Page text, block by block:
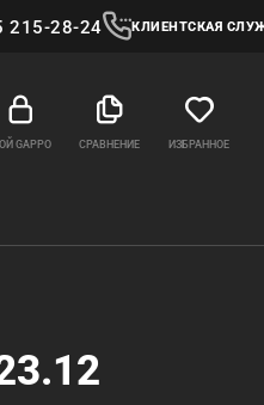
215-28-24 КЛИЕНТСКАЯ
GAPPO СРАВНЕНИЕ ИЗБРАННОЕ